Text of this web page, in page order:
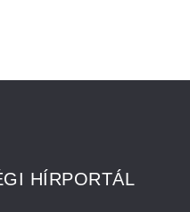
HÍRPORTÁL